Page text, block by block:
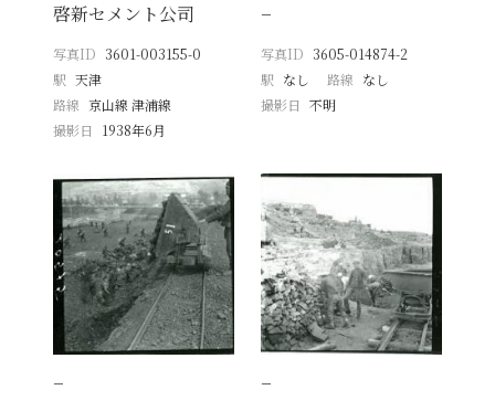
啓新セメント公司
写真ID 3601-003155-0
駅 天津
路線 京山線 津浦線
撮影日
1938年6月
−
写真ID 3605-014874-2
駅 なし 路線 なし
撮影日 不明
− −